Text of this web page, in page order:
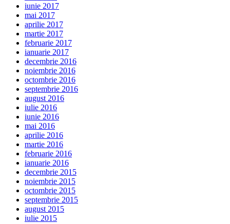
iunie 2017
mai 2017
aprilie 2017
martie 2017
februarie 2017
ianuarie 2017
decembrie 2016
noiembrie 2016
octombrie 2016
septembrie 2016
august 2016
iulie 2016
iunie 2016
mai 2016
aprilie 2016
martie 2016
februarie 2016
ianuarie 2016
decembrie 2015
noiembrie 2015
octombrie 2015
septembrie 2015
august 2015
iulie 2015